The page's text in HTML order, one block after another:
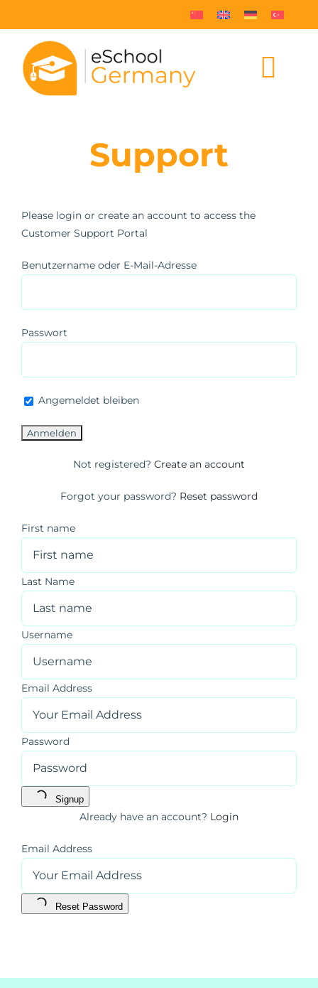
content
Stundenplan und Preise
Support
My Account
Support
Please login or create an account to access the
Customer Support Portal
Benutzername oder E-Mail-Adresse
Passwort
Angemeldet bleiben
Not registered? Create an account
Forgot your password? Reset password
First name
Last Name
Username
Email Address
Password
Signup
Already have an account? Login
Email Address
Reset Password